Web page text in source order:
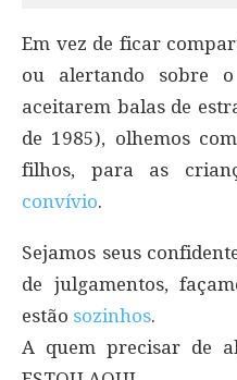
Em vez de ficar
ou alertando sobre o
aceitarem balas de
de 1985), olhemos
filhos, para as
convívio.
Sejamos seus
de julgamentos,
estão sozinhos.
A quem precisar de